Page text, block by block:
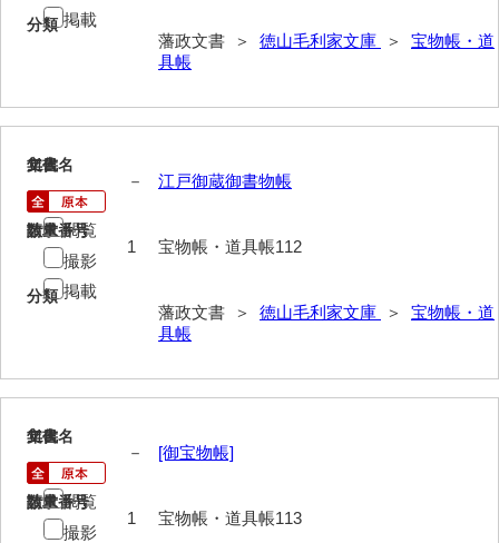
御尋口上書取
常令録
御触事録
総触書抜
御住居日記
西殿日記
大坂日記・御留守居方日記
大番所日記
分類
藩政文書 ＞ 徳山毛利家文庫 ＞ 宝物帳・道
具帳
掲載
112
文書名
江戸御蔵御書物帳
請求番号
宝物帳・道具帳112
分類
藩政文書 ＞ 徳山毛利家文庫 ＞ 宝物帳・道
具帳
年代
－
数量
1
閲覧
撮影
掲載
113
文書名
[御宝物帳]
請求番号
宝物帳・道具帳113
年代
－
数量
1
閲覧
撮影